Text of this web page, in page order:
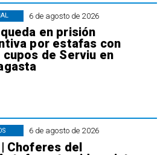
6 de agosto de 2026
en prisión
por estafas con
de Serviu en
6 de agosto de 2026
Choferes del